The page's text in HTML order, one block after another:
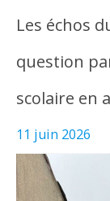
Les échos
question
scolaire en
11 juin 2026